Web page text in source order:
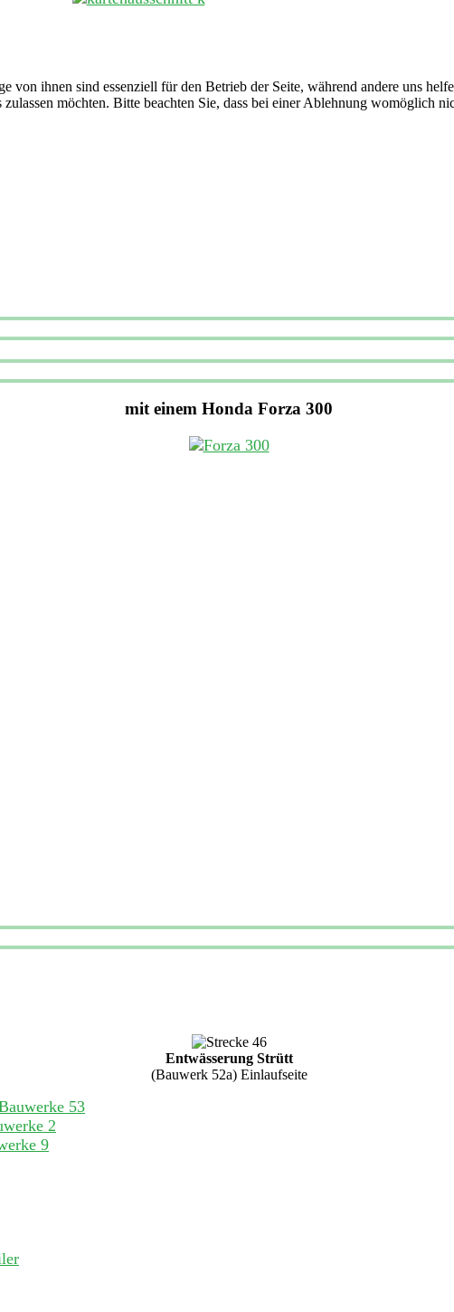
mit einem Honda Forza 300
Entwässerung Strütt
(Bauwerk 52a) Einlaufseite
53
2
9
von ihnen sind essenziell für den Betrieb der Seite, während andere uns
möchten. Bitte beachten Sie, dass bei einer Ablehnung womöglich